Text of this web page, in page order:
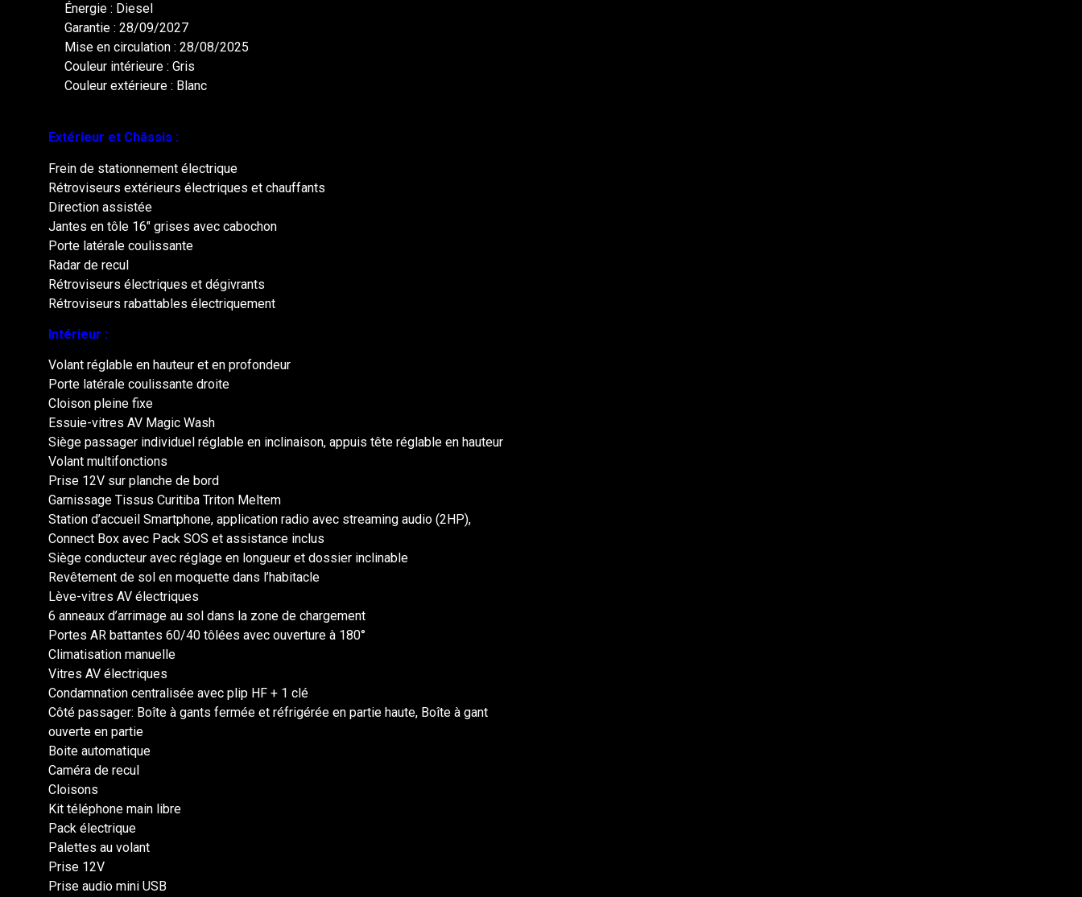
Énergie : Diesel
Garantie : 28/09/2027
Mise en circulation : 28/08/2025
Couleur intérieure : Gris
Couleur extérieure : Blanc
Extérieur et Châssis :
Frein de stationnement électrique
Rétroviseurs extérieurs électriques et chauffants
Direction assistée
Jantes en tôle 16″ grises avec cabochon
Porte latérale coulissante
Radar de recul
Rétroviseurs électriques et dégivrants
Rétroviseurs rabattables électriquement
Intérieur :
Volant réglable en hauteur et en profondeur
Porte latérale coulissante droite
Cloison pleine fixe
Essuie-vitres AV Magic Wash
Siège passager individuel réglable en inclinaison, appuis tête réglable en hauteur
Volant multifonctions
Prise 12V sur planche de bord
Garnissage Tissus Curitiba Triton Meltem
Station d’accueil Smartphone, application radio avec streaming audio (2HP),
Connect Box avec Pack SOS et assistance inclus
Siège conducteur avec réglage en longueur et dossier inclinable
Revêtement de sol en moquette dans l’habitacle
Lève-vitres AV électriques
6 anneaux d’arrimage au sol dans la zone de chargement
Portes AR battantes 60/40 tôlées avec ouverture à 180°
Climatisation manuelle
Vitres AV électriques
Condamnation centralisée avec plip HF + 1 clé
Côté passager: Boîte à gants fermée et réfrigérée en partie haute, Boîte à gant
ouverte en partie
Boite automatique
Caméra de recul
Cloisons
Kit téléphone main libre
Pack électrique
Palettes au volant
Prise 12V
Prise audio mini USB